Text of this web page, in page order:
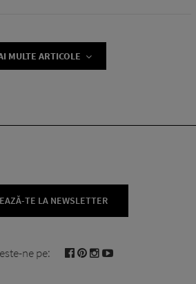
MULTE ARTICOLE
TE LA NEWSLETTER
ne pe: